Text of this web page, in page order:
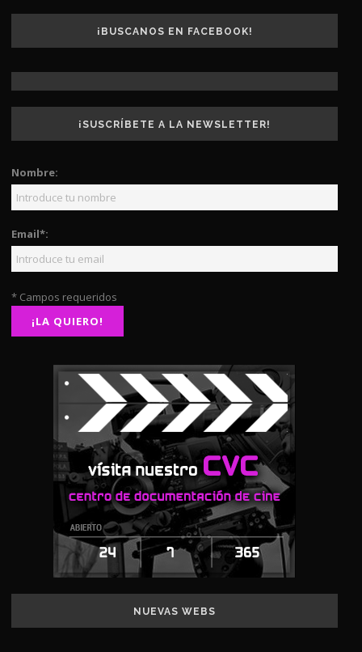
¡BUSCANOS EN FACEBOOK!
¡SUSCRÍBETE A LA NEWSLETTER!
Nombre:
Email*:
* Campos requeridos
NUEVAS WEBS